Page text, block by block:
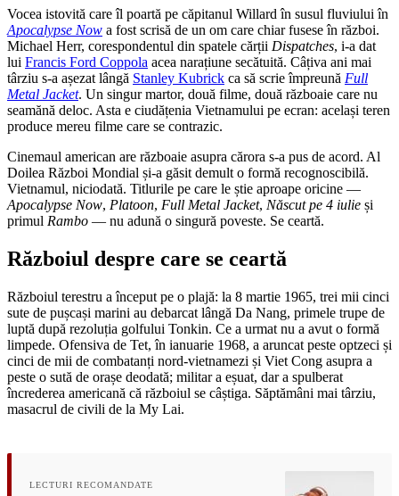
Vocea istovită care îl poartă pe căpitanul Willard în susul fluviului în
Apocalypse Now a fost scrisă de un om care chiar fusese în război.
Michael Herr, corespondentul din spatele cărții Dispatches, i-a dat
lui Francis Ford Coppola acea narațiune secătuită. Câțiva ani mai
târziu s-a așezat lângă Stanley Kubrick ca să scrie împreună Full
Metal Jacket. Un singur martor, două filme, două războaie care nu
seamănă deloc. Asta e ciudățenia Vietnamului pe ecran: același teren
produce mereu filme care se contrazic.
Cinemaul american are războaie asupra cărora s-a pus de acord. Al
Doilea Război Mondial și-a găsit demult o formă recognoscibilă.
Vietnamul, niciodată. Titlurile pe care le știe aproape oricine —
Apocalypse Now, Platoon, Full Metal Jacket, Născut pe 4 iulie și
primul Rambo — nu adună o singură poveste. Se ceartă.
Războiul despre care se ceartă
Războiul terestru a început pe o plajă: la 8 martie 1965, trei mii cinci
sute de pușcași marini au debarcat lângă Da Nang, primele trupe de
luptă după rezoluția golfului Tonkin. Ce a urmat nu a avut o formă
limpede. Ofensiva de Tet, în ianuarie 1968, a aruncat peste optzeci și
cinci de mii de combatanți nord-vietnamezi și Viet Cong asupra a
peste o sută de orașe deodată; militar a eșuat, dar a spulberat
încrederea americană că războiul se câștiga. Săptămâni mai târziu,
masacrul de civili de la My Lai.
LECTURI RECOMANDATE